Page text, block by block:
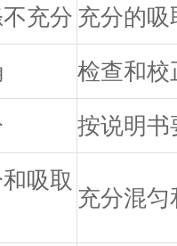
充分 充分的
检查和校
按说明书
吸取
充分混